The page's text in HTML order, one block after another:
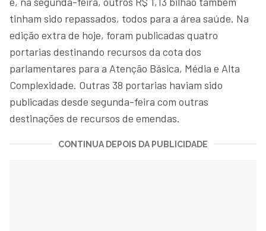
tinham sido repassados, todos para a área saúde. Na
edição extra de hoje, foram publicadas quatro
portarias destinando recursos da cota dos
parlamentares para a Atenção Básica, Média e Alta
Complexidade. Outras 38 portarias haviam sido
publicadas desde segunda-feira com outras
destinações de recursos de emendas.
CONTINUA DEPOIS DA PUBLICIDADE